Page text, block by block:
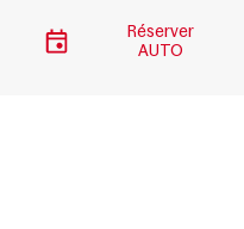
2 roues, moto,
Réserver
AUTO